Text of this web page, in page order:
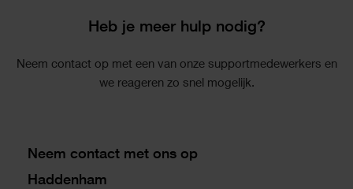
Heb je meer hulp nodig?
Neem contact op met een van onze supportmedewerkers en
we reageren zo snel mogelijk.
Neem contact met ons op
Haddenham